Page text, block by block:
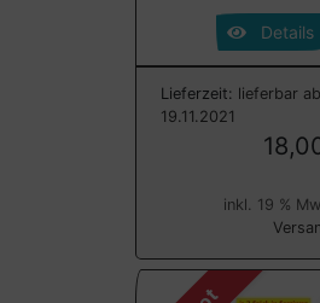
Details
Lieferzeit: lieferbar ab
19.11.2021
inkl. 19 %